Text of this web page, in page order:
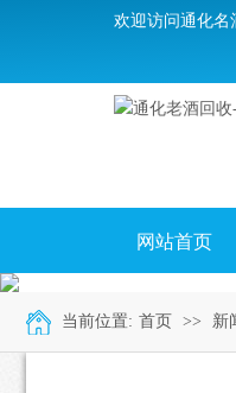
欢迎访问通化名
网站首页
当前位置: 首页 >> 新